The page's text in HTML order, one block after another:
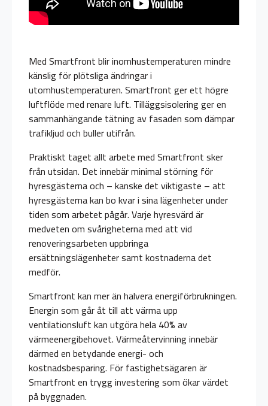
Med Smartfront blir inomhustemperaturen mindre
känslig för plötsliga ändringar i
utomhustemperaturen. Smartfront ger ett högre
luftflöde med renare luft. Tilläggsisolering ger en
sammanhängande tätning av fasaden som dämpar
trafikljud och buller utifrån.
Praktiskt taget allt arbete med Smartfront sker
från utsidan. Det innebär minimal störning för
hyresgästerna och – kanske det viktigaste – att
hyresgästerna kan bo kvar i sina lägenheter under
tiden som arbetet pågår. Varje hyresvärd är
medveten om svårigheterna med att vid
renoveringsarbeten uppbringa
ersättningslägenheter samt kostnaderna det
medför.
Smartfront kan mer än halvera energiförbrukningen.
Energin som går åt till att värma upp
ventilationsluft kan utgöra hela 40% av
värmeenergibehovet. Värmeåtervinning innebär
därmed en betydande energi- och
kostnadsbesparing. För fastighetsägaren är
Smartfront en trygg investering som ökar värdet
på byggnaden.